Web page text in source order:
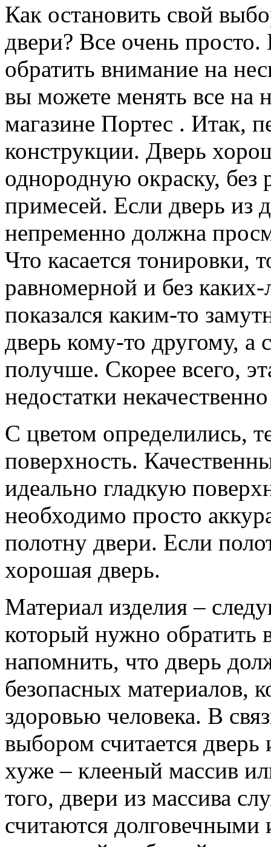
Как остановить свой
двери? Все очень
обратить внимание на
вы можете менять все на
магазине Портес . Итак,
конструкции. Дверь
однородную окраску, без
примесей. Если дверь из
непременно должна
Что касается тонировки,
равномерной и без
показался каким-то
дверь кому-то другому, а
получше. Скорее всего,
недостатки
С цветом определились,
поверхность.
идеально гладкую
необходимо просто
полотну двери. Если
хорошая дверь.
Материал изделия –
который нужно обратить
напомнить, что дверь
безопасных материалов,
здоровью человека. В
выбором считается дверь
хуже – клееный массив
того, двери из массива
считаются